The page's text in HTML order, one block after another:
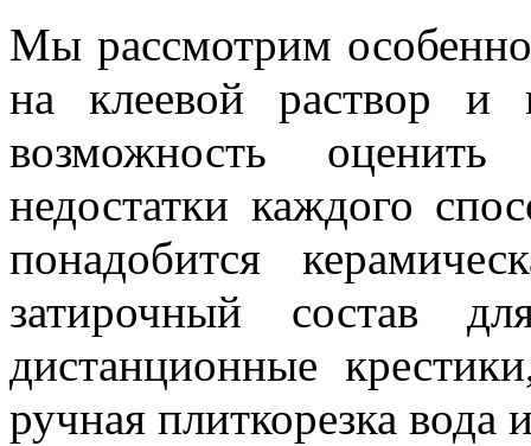
Мы рассмотрим
на клеевой раствор
возможность
недостатки каждого
понадобится
затирочный состав
дистанционные
ручная плиткорезка вода